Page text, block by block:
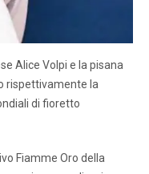
Alice Volpi e la pisana
rispettivamente la
di fioretto
Fiamme Oro della